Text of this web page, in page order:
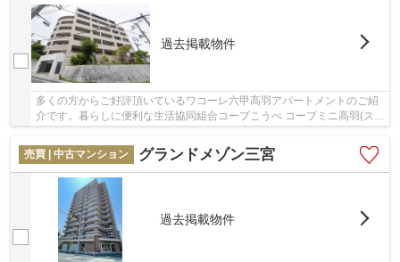
過去掲載物件
多くの方からご好評頂いているワコーレ六甲高羽アパートメントのご紹
介です。暮らしに便利な生活協同組合コープこうべ コープミニ高羽(スー
売買 | 中古マンション
グランドメゾン三宮
過去掲載物件